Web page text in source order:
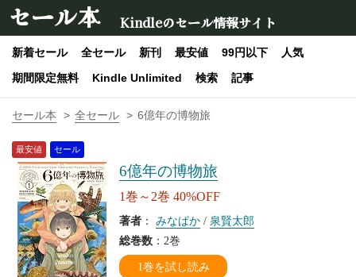
セール本 Kindleのセール情報サイト
新着セール 全セール 新刊 最安値 99円以下
人気
期間限定無料
Kindle Unlimited 検索 記事
セール本 全セール 6億年の博物旅
最安値 セール
6億年の博物旅
1巻～2巻 40%OFF
著者 ： みなぱか / 泉賢太郎
総巻数 ：2巻
1巻を試し読み